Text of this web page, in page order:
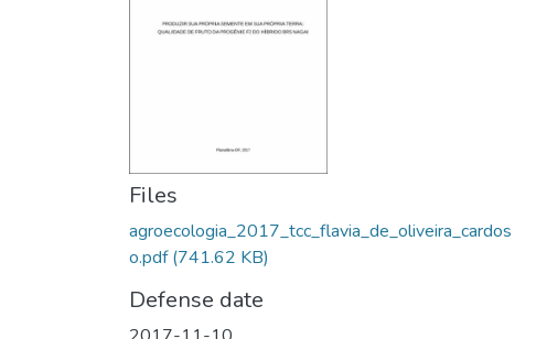
Files
agroecologia_2017_tcc_flavia_de_oliveira_cardos
o.pdf(741.62 KB)
Defense date